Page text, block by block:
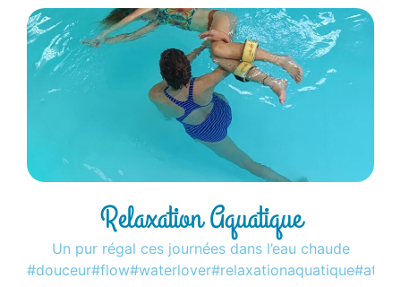
Relaxation Aquatique
Un pur régal ces journées dans l’eau chaude